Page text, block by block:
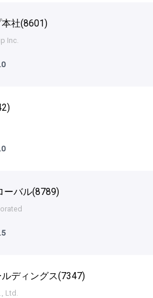
社(8601)
Inc.
)
ーバル(8789)
ディングス(7347)
Ltd.